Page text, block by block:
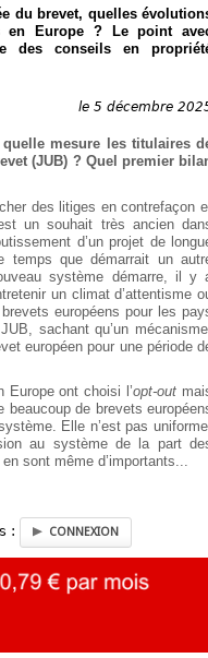
du brevet, quelles
en Europe ? Le point
des conseils en
le 5 décembre
mesure les titulaires
(JUB) ? Quel premier
des litiges en contrefaçon
un souhait très ancien
d’un projet de
temps que démarrait un
système démarre, il y
un climat d’attentisme
européens pour les
sachant qu’un mécanisme,
européen pour une période
Europe ont choisi l’opt-out
beaucoup de brevets
Elle n’est pas
au système de la part
sont même d’importants...
: CONNEXION